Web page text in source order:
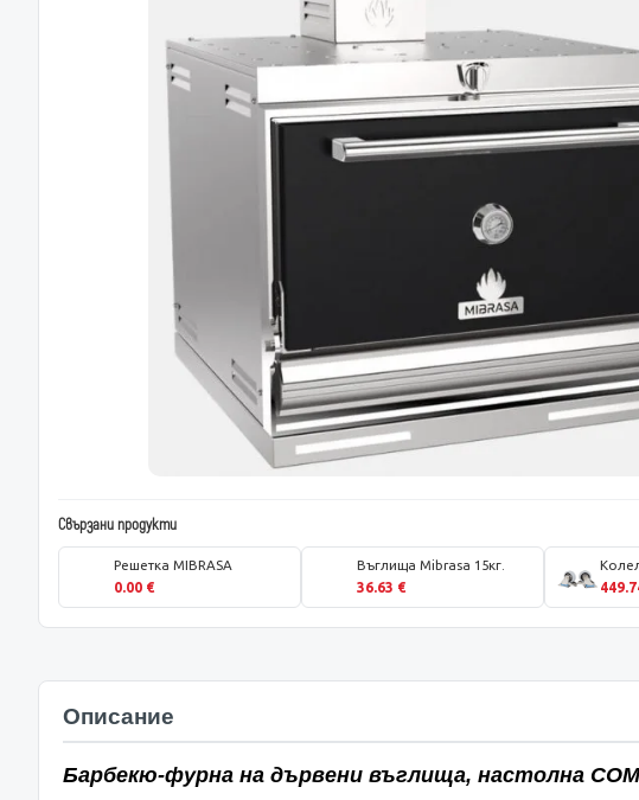
Свързани продукти
Решетка MIBRASA
0.00 €
Въглища Mibrasa 15кг.
36.63 €
Описание
Барбекю-фурна на дървени въглища, настолна